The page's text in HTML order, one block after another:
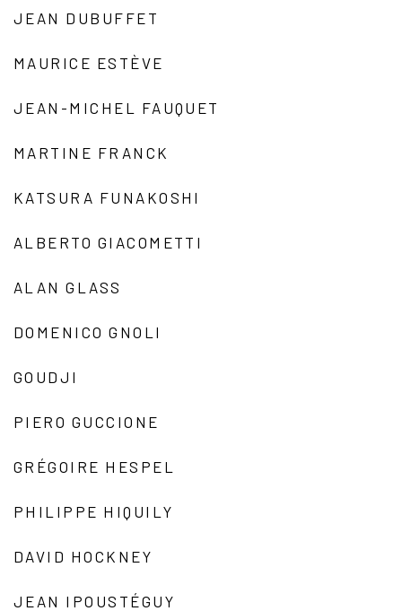
JEAN DUBUFFET
MAURICE ESTÈVE
JEAN-MICHEL FAUQUET
MARTINE FRANCK
KATSURA FUNAKOSHI
ALBERTO GIACOMETTI
ALAN GLASS
DOMENICO GNOLI
GOUDJI
PIERO GUCCIONE
GRÉGOIRE HESPEL
PHILIPPE HIQUILY
DAVID HOCKNEY
JEAN IPOUSTÉGUY